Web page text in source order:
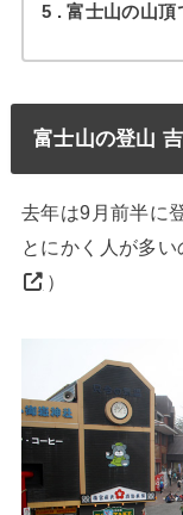
5 富士山の山頂
富士山の登山
去年は9月前半に
とにかく人が多
）